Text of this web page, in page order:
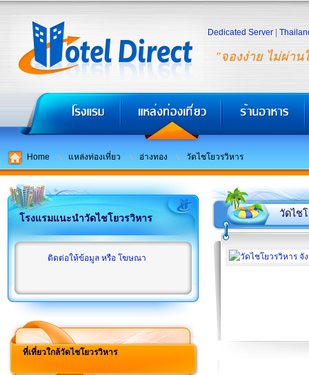
"จองง่าย ไม่ผ่าน
Dedicated Server
Home แหล่งท่องเที่ยว อ่างทอง วัดไชโยวรวิหาร
โรงแรมแนะนำวัดไชโยวรวิหาร
ติดต่อให้ข้อมูล หรือ โฆษณา
ที่เที่ยวใกล้วัดไชโยวรวิหาร
วัดไช